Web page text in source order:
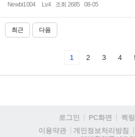
Newbi1004 Lv.4 조회 2685 08-05
최근 다음
1 2 3 4
로그인 PC화면 퀵
이용약관
개인정보처리방침